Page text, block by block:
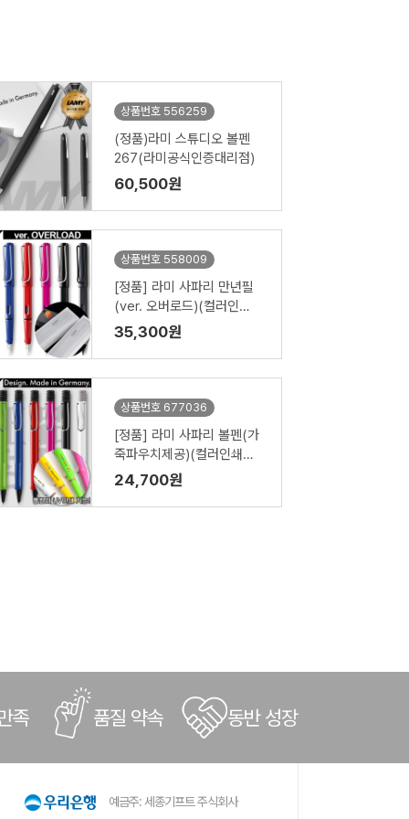
상품번호 556259
(정품)라미 스튜디오 볼펜
267(라미공식인증대리점)
60,500원
상품번호 558009
[정품] 라미 사파리 만년필
(ver. 오버로드)(컬러인쇄
가능)
35,300원
상품번호 677036
[정품] 라미 사파리 볼펜(가
죽파우치제공)(컬러인쇄가
능)
24,700원
족 품질 약속 동반 성장
예금주: 세종기프트 주식회사